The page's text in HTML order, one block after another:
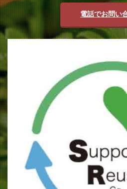
電話でお問い